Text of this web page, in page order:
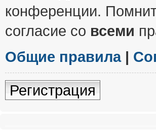
конференции.
согласие со всеми
Общие правила|
Регистрация